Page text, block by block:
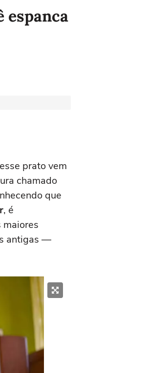
espanca
prato vem
chamado
que
, é
maiores
antigas —